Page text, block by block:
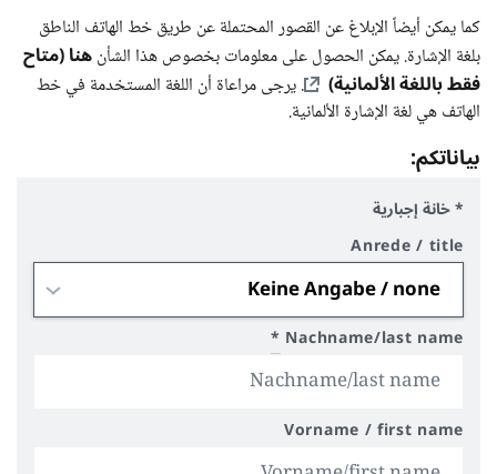
كما يمكن أيضاً الإبلاغ عن القصور المحتملة عن طريق خط الهاتف الناطق
بلغة الإشارة. يمكن الحصول على معلومات بخصوص هذا الشأنهنا (متاح
فقط باللغة الألمانية)
. يرجى مراعاة أن اللغة المستخدمة في خط
الهاتف هي لغة الإشارة الألمانية.
بياناتكم:
* خانة إجبارية
Anrede / title
Nachname/last name
*
Vorname / first name